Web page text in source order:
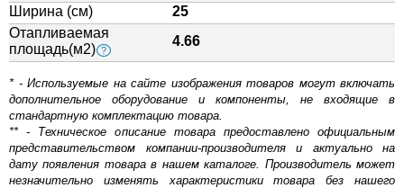
Ширина (см)
25
Отапливаемая
площадь(м2) ?
4.66
* - Используемые на сайте изображения товаров могут включать
дополнительное оборудование и компоненты, не входящие в
стандартную комплектацию товара.
** - Техническое описание товара предоставлено официальным
представительством компании-производителя и актуально на
дату появления товара в нашем каталоге. Производитель может
незначительно изменять характеристики товара без нашего